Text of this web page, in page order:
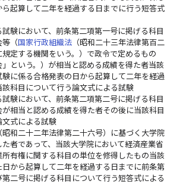
起算して二年を経過する日までに行う短答式
験において、前条第二項第一号に掲げる科目
等（国家行政組織法（昭和二十三年法律第百二
定する機関をいう。）で政令で定めるもの
」という。）が相当と認める成績を得た者当該
に係る合格発表の日から起算して二年を経過
該科目について行う論文式による試験
験において、前条第二項第二号に掲げる科目
が相当と認める成績を得た者その後に当該科目
文式による試験
昭和二十二年法律第二十六号）に基づく大学院
者であって、当該大学院において経済産業省
所有権に関する科目の単位を修得したもの当該
から起算して二年を経過する日までに前条第
二号に掲げる科目について行う短答式による